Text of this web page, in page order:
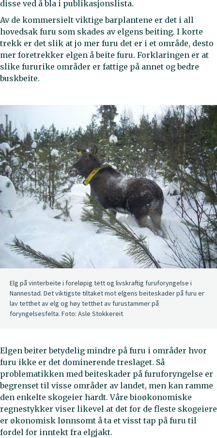
disse ved å bla i publikasjonslista.
Av de kommersielt viktige barplantene er det i all
hovedsak furu som skades av elgens beiting. I korte
trekk er det slik at jo mer furu det er i et område, desto
mer foretrekker elgen å beite furu. Forklaringen er at
slike fururike områder er fattige på annet og bedre
buskbeite.
Elg på vinterbeite i foreløpig tett og livskraftig furuforyngelse i
Nannestad. Det viktigste tiltaket mot elgens beiteskader på furu er
lav tetthet av elg og høy tetthet av furustammer på
foryngelsesfelta. Foto: Asle Stokkereit
Elgen beiter betydelig mindre på furu i områder hvor
furu ikke er det dominerende treslaget. Så
problematikken med beiteskader på furuforyngelse er
begrenset til visse områder av landet, men kan ramme
den enkelte skogeier hardt. Våre bioøkonomiske
regnestykker viser likevel at det for de fleste skogeiere
er økonomisk lønnsomt å ta et visst tap på furu til
fordel for inntekt fra elgjakt.